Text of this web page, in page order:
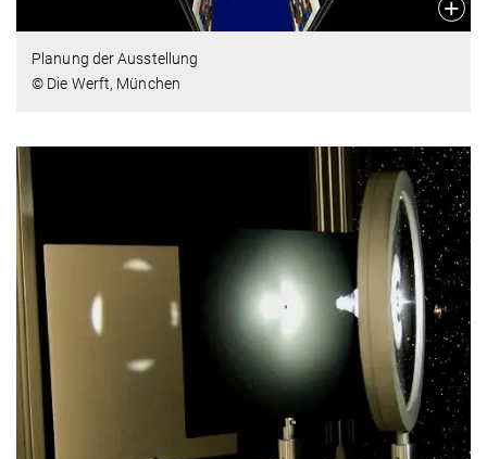
Planung der Ausstellung
© Die Werft, München